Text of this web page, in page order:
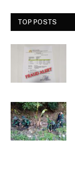
TOP POSTS